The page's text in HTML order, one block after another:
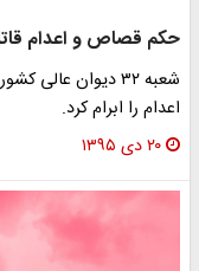
حکم قصاص و اعدام
شعبه ۳۲ دیوان
اعدام را ابرام کرد.
۲۰ دی ۱۳۹۵